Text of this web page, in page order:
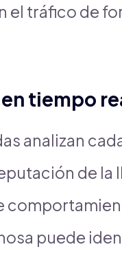
el tráfico de
tiempo
analizan
de la
puede